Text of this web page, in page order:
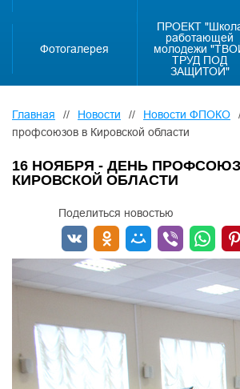
Фотогалерея
ПРОЕКТ
работающей
молодежи
ТРУД ПОД
ЗАЩИТОЙ"
Главная // Новости // Новости ФПОКО
профсоюзов в Кировской области
16 НОЯБРЯ - ДЕНЬ
КИРОВСКОЙ ОБЛАСТИ
Поделиться новостью